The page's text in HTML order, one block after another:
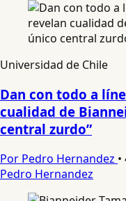
Universidad de Chile
Dan con todo a
cualidad de
central zurdo”
Por Pedro Hernandez •
Pedro Hernandez